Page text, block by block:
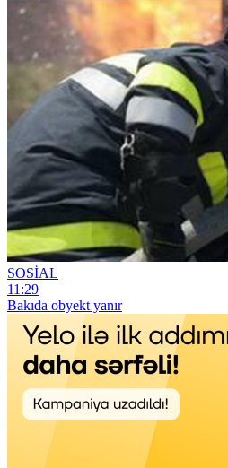
SOSİAL
11:29
Bakıda obyekt yanır